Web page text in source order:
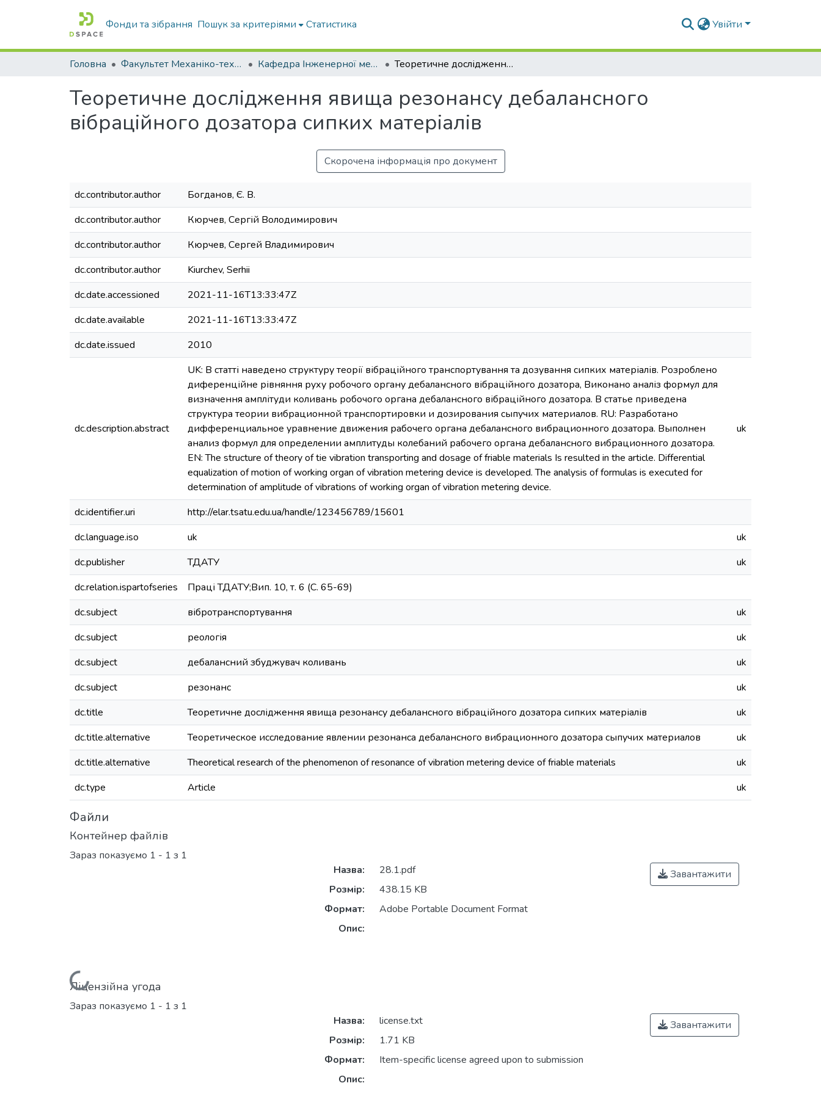
Фонди та зібрання Пошук за критеріями Статистика Увійти
Головна Факультет Механіко-технологічний Кафедра Інженерної механіки та комп'ютерного проектування Теоретичне дослідження явища резонансу дебалансного вібраційного дозатора сипких матеріалів
Теоретичне дослідження явища резонансу дебалансного
вібраційного дозатора сипких матеріалів
Скорочена інформація про документ
dc.contributor.author
Богданов, Є. В.
dc.contributor.author
Кюрчев, Сергій Володимирович
dc.contributor.author
Кюрчев, Сергей Владимирович
dc.contributor.author
Kiurchev, Serhii
dc.date.accessioned
2021-11-16T13:33:47Z
dc.date.available
2021-11-16T13:33:47Z
dc.date.issued
2010
dc.description.abstract
UK: В статті наведено структуру теорії вібраційного транспортування та дозування сипких матеріалів. Розроблено
диференційне рівняння руху робочого органу дебалансного вібраційного дозатора, Виконано аналіз формул для
визначення амплітуди коливань робочого органа дебалансного вібраційного дозатора. В статье приведена
структура теории вибрационной транспортировки и дозирования сыпучих материалов. RU: Разработано
дифференциальное уравнение движения рабочего органа дебалансного вибрационного дозатора. Выполнен
анализ формул для определении амплитуды колебаний рабочего органа дебалансного вибрационного дозатора.
EN: The structure of theory of tie vibration transporting and dosage of friable materials Is resulted in the article. Differential
equalization of motion of working organ of vibration metering device is developed. The analysis of formulas is executed for
determination of amplitude of vibrations of working organ of vibration metering device.
uk
dc.identifier.uri
http://elar.tsatu.edu.ua/handle/123456789/15601
dc.language.iso
uk
uk
dc.publisher
ТДАТУ
uk
dc.relation.ispartofseries
Праці ТДАТУ;Вип. 10, т. 6 (С. 65-69)
dc.subject
вібротранспортування
uk
dc.subject
реологія
uk
dc.subject
дебалансний збуджувач коливань
uk
dc.subject
резонанс
uk
dc.title
Теоретичне дослідження явища резонансу дебалансного вібраційного дозатора сипких матеріалів
uk
dc.title.alternative
Теоретическое исследование явлении резонанса дебалансного вибрационного дозатора сыпучих материалов
uk
dc.title.alternative
Theoretical research of the phenomenon of resonance of vibration metering device of friable materials
uk
dc.type
Article uk
Файли
Контейнер файлів
Зараз показуємо 1 - 1 з 1
Вантажиться...
Назва:
28.1.pdf
Розмір:
438.15 KB
Формат:
Adobe Portable Document Format
Опис:
Завантажити
Ліцензійна угода
Зараз показуємо 1 - 1 з 1
Назва:
license.txt
Розмір:
1.71 KB
Формат:
Item-specific license agreed upon to submission
Опис:
Завантажити